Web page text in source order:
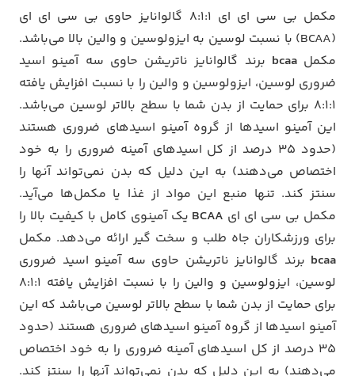
مکمل بی سی ای ای ۸:۱:۱ گالوانایز حاوی بی سی ای ای
(BCAA) با نسبت لوسین به ایزولوسین و والین بالا می‌باشد.
مکملbcaa برند گالوانایز ناتریشن حاوی سه آمینو اسید
ضروری لوسین، ایزولوسین و والین را با نسبت افزایش یافته
۸:۱:۱ برای حمایت از بدن شما با سطح بالاتر لوسین می‌باشد.
این آمینو اسیدها از گروه آمینو اسیدهای ضروری هستند
(حدود ۳۵ درصد از کل اسیدهای آمینه ضروری را به خود
اختصاص می‌دهند) به این دلیل که بدن نمی‌تواند آنها را
سنتز کند. تنها منبع این مواد از غذا یا مکمل‌ها می‌آید.
مکمل بی سی ای ای BCAA یک آمینوی کامل با کیفیت بالا را
برای ورزشکاران جاه طلب و سخت گیر ارائه می‌دهد. مکمل
bcaa برند گالوانایز ناتریشن حاوی سه آمینو اسید ضروری
لوسین، ایزولوسین و والین را با نسبت افزایش یافته ۸:۱:۱
برای حمایت از بدن شما با سطح بالاتر لوسین می‌باشد که این
آمینو اسیدها از گروه آمینو اسیدهای ضروری هستند (حدود
۳۵ درصد از کل اسیدهای آمینه ضروری را به خود اختصاص
می‌دهند) به این دلیل که بدن نمی‌تواند آنها را سنتز کند.